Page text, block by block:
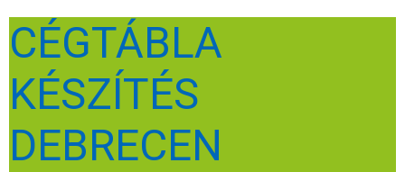
CÉGTÁBLA
KÉSZÍTÉS
DEBRECEN